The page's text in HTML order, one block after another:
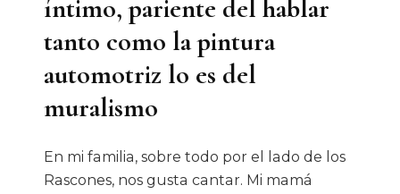
íntimo, pariente del hablar
tanto como la pintura
automotriz lo es del
muralismo
En mi familia, sobre todo por el lado de los
Rascones, nos gusta cantar. Mi mamá